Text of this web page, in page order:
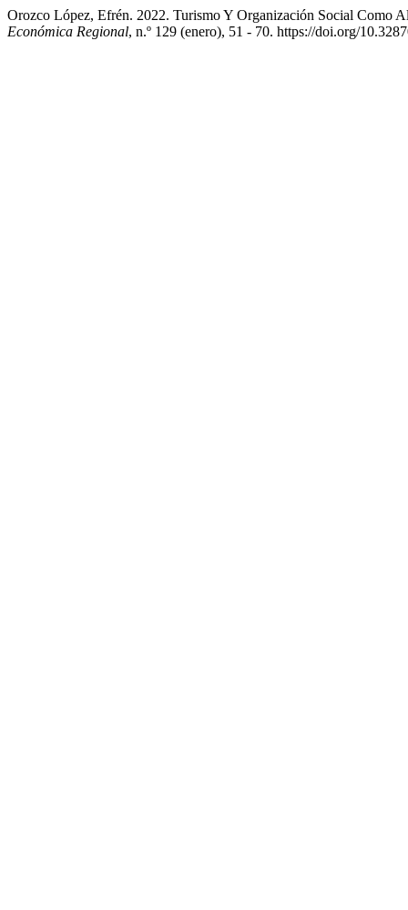
Orozco López, Efrén. 2022. Turismo Y Organización Social Como
Económica Regional, n.º 129 (enero), 51 - 70. https://doi.org/